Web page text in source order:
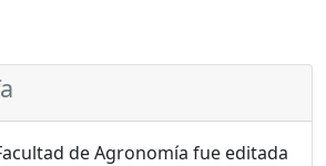
menú desplegable
de Agronomía fue editada